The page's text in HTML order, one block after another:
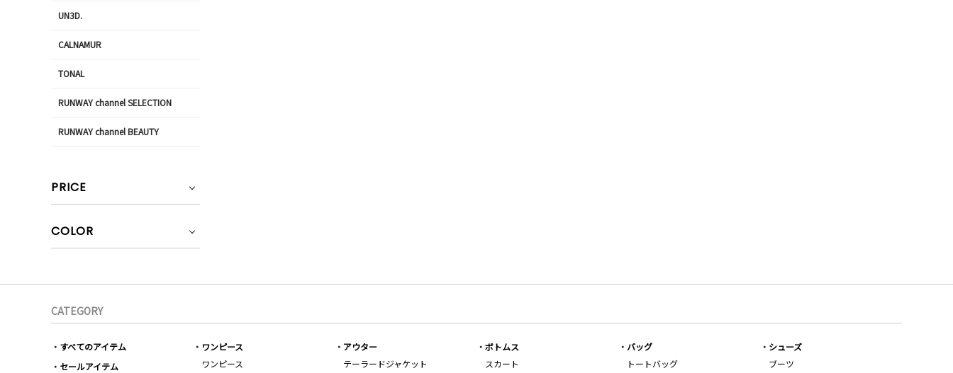
UN3D.
CALNAMUR
TONAL
RUNWAY channel SELECTION
RUNWAY channel BEAUTY
PRICE
COLOR
CATEGORY
すべてのアイテム
セールアイテム
ワンピース
ワンピース
アウター
テーラードジャケット
ボトムス
スカート
バッグ
トートバッグ
シューズ
ブーツ